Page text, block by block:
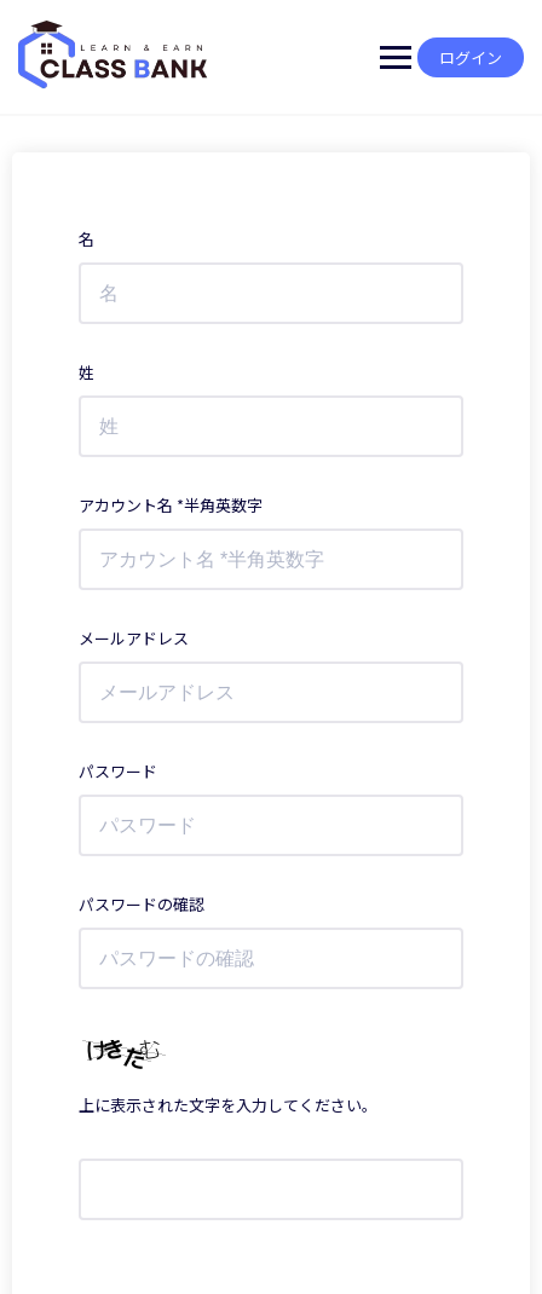
content
ログイン
名
姓
アカウント名 *半角英数字
メールアドレス
パスワード
パスワードの確認
上に表示された文字を入力してください。